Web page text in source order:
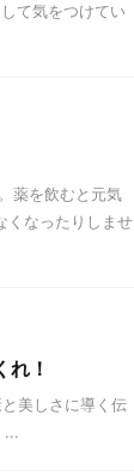
て気をつけてい
薬を飲むと元気
くなったりしませ
！
美しさに導く伝